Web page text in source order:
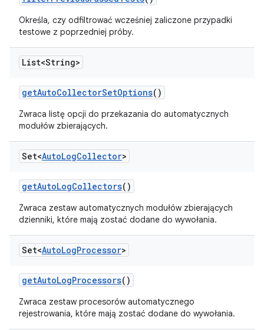
Określa, czy odfiltrować wcześniej zaliczone przypadki
testowe z poprzedniej próby.
List<String>
getAutoCollectorSetOptions()
Zwraca listę opcji do przekazania do automatycznych
modułów zbierających.
Set<AutoLogCollector>
getAutoLogCollectors()
Zwraca zestaw automatycznych modułów zbierających
dzienniki, które mają zostać dodane do wywołania.
Set<AutoLogProcessor>
getAutoLogProcessors()
Zwraca zestaw procesorów automatycznego
rejestrowania, które mają zostać dodane do wywołania.